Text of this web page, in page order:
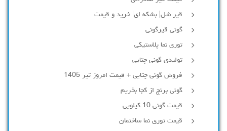
قیر شل| بشکه ای| خرید و قیمت
گونی قیرگونی
توری نما پلاستیکی
تولیدی گونی چتایی
فروش گونی چتایی + قیمت امروز تیر 1405
گونی برنج از کجا بخریم
قیمت گونی 10 کیلویی
قیمت توری نما ساختمان